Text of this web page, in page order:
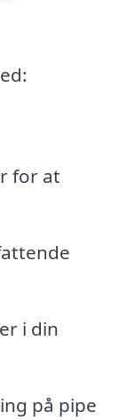
for at
i din
på pipe